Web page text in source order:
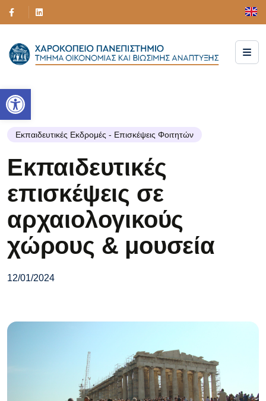
Ανοίξτε τη γραμμή εργαλείων
Εκπαιδευτικές Εκδρομές - Επισκέψεις Φοιτητών
Εκπαιδευτικές
επισκέψεις σε
αρχαιολογικούς
χώρους & μουσεία
12/01/2024